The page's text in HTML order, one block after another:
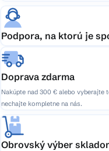
Podpora, na ktorú je
Doprava zdarma
Nakúpte nad 300 € alebo vyberajte
nechajte kompletne na nás.
Obrovský výber